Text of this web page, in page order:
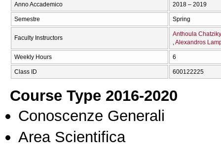
Anno Accademico 2018 – 2019
Semestre Spring
Faculty Instructors
Anthoula
Alexandros
Weekly Hours 6
Class ID 600122225
Course Type 2016-2020
Conoscenze Generali
Area Scientifica